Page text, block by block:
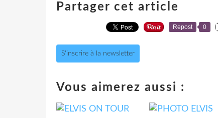
Partager cet article
Repost 0
S'inscrire à la newsletter
Vous aimerez aussi :